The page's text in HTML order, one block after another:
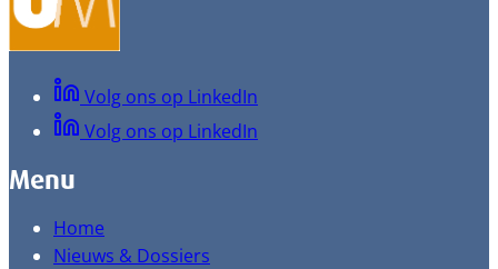
Volg ons op LinkedIn
Volg ons op LinkedIn
Menu
Home
Nieuws & Dossiers